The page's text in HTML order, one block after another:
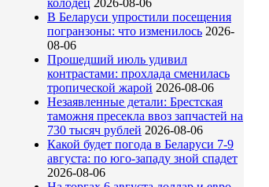
колодец 2026-08-06
В Беларуси упростили посещения
погранзоны: что изменилось 2026-
08-06
Прошедший июль удивил
контрастами: прохлада сменилась
тропической жарой 2026-08-06
Незаявленные детали: Брестская
таможня пресекла ввоз запчастей на
730 тысяч рублей 2026-08-06
Какой будет погода в Беларуси 7-9
августа: по юго-западу зной спадет
2026-08-06